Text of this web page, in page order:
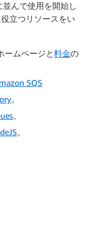
んで使用を開始し
立つリソースをい
ームページと料金の
SQS
。
。
。